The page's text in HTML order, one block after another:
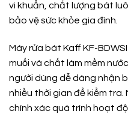
vi khuẩn, chất lượng bát
bảo vệ sức khỏe gia đình.
Máy rửa bát Kaff KF-
muối và chất làm mềm
người dùng dễ dàng nhận
nhiều thời gian để kiểm
chính xác quá trình hoạt